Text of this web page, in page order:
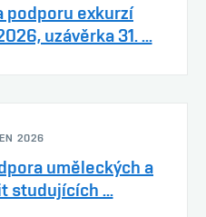
podporu exkurzí
uzávěrka 31. ...
2026
uměleckých a
studujících ...